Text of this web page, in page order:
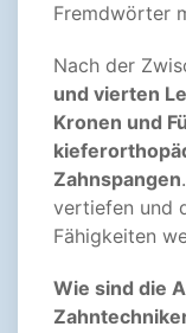
Fremdwörter
Nach der
und vierten
Kronen und
Zahnspangen
vertiefen und
Fähigkeiten
Wie sind die